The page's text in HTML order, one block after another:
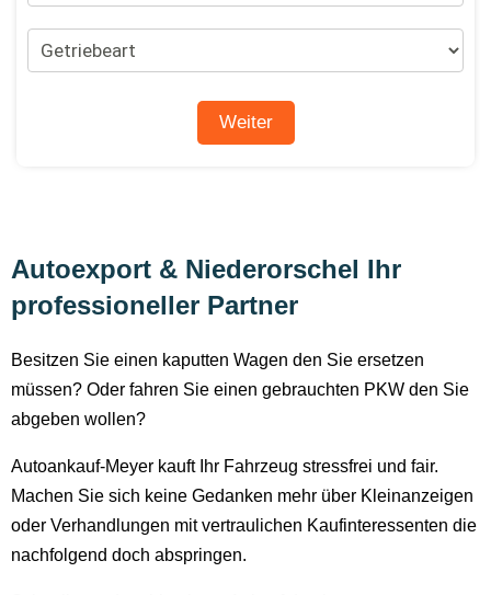
Autoexport & Niederorschel Ihr
professioneller Partner
Besitzen Sie einen kaputten Wagen den Sie ersetzen
müssen? Oder fahren Sie einen gebrauchten PKW den Sie
abgeben wollen?
Autoankauf-Meyer kauft Ihr Fahrzeug stressfrei und fair.
Machen Sie sich keine Gedanken mehr über Kleinanzeigen
oder Verhandlungen mit vertraulichen Kaufinteressenten die
nachfolgend doch abspringen.